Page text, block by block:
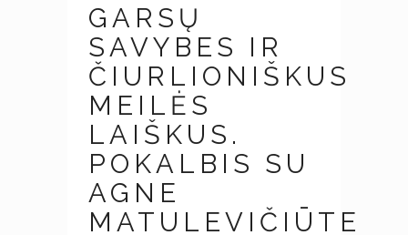
GARSŲ
SAVYBES IR
ČIURLIONIŠKUS
MEILĖS
LAIŠKUS.
POKALBIS SU
AGNE
MATULEVIČIŪTE